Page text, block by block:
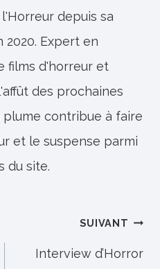
depuis sa
2020. Expert en
films d'horreur et
des prochaines
plume contribue à faire
et le suspense parmi
du site.
SUIVANT
Interview d’Horror